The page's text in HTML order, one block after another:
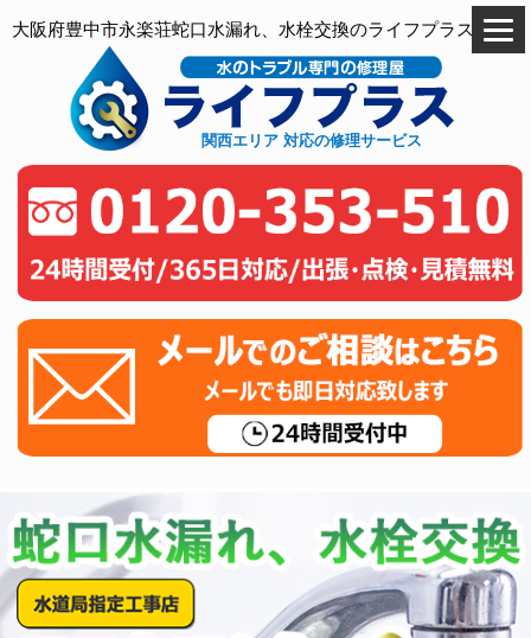
大阪府豊中市永楽荘蛇口水漏れ、水栓交換のライフプラス
関西エリア 対応の修理サービス